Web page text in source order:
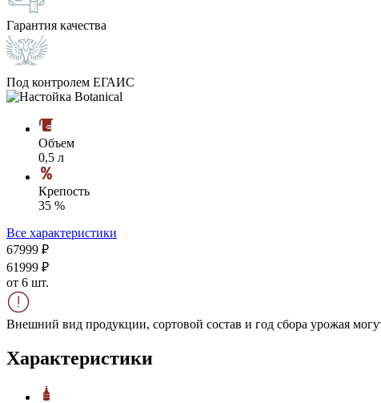
Гарантия качества
Под контролем ЕГАИС
Объем
0,5 л
Крепость
35 %
Все характеристики
67999 ₽
61999 ₽
от 6 шт.
Внешний вид продукции, сортовой состав и год сбора урожая
Характеристики